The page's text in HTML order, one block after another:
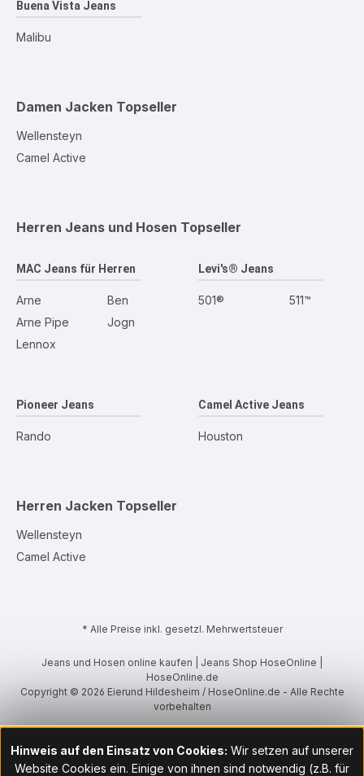
Buena Vista Jeans
Malibu
Damen Jacken Topseller
Wellensteyn
Camel Active
Herren Jeans und Hosen Topseller
MAC Jeans für Herren
Arne
Arne Pipe
Lennox
Ben
Jogn
Levi's® Jeans
501® 511™
Pioneer Jeans
Rando
Camel Active Jeans
Houston
Herren Jacken Topseller
Wellensteyn
Camel Active
* Alle Preise inkl. gesetzl. Mehrwertsteuer
Jeans und Hosen online kaufen | Jeans Shop HoseOnline |
HoseOnline.de
Copyright © 2026 Eierund Hildesheim / HoseOnline.de - Alle Rechte
vorbehalten
Hinweis auf den Einsatz von Cookies: Wir setzen auf unserer
Website Cookies ein. Einige von ihnen sind notwendig (z.B. für